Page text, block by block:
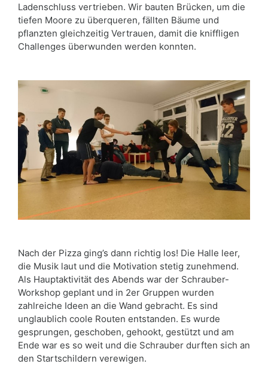
Ladenschluss vertrieben. Wir bauten Brücken, um die
tiefen Moore zu überqueren, fällten Bäume und
pflanzten gleichzeitig Vertrauen, damit die kniffligen
Challenges überwunden werden konnten.
Nach der Pizza ging’s dann richtig los! Die Halle leer,
die Musik laut und die Motivation stetig zunehmend.
Als Hauptaktivität des Abends war der Schrauber-
Workshop geplant und in 2er Gruppen wurden
zahlreiche Ideen an die Wand gebracht. Es sind
unglaublich coole Routen entstanden. Es wurde
gesprungen, geschoben, gehookt, gestützt und am
Ende war es so weit und die Schrauber durften sich an
den Startschildern verewigen.